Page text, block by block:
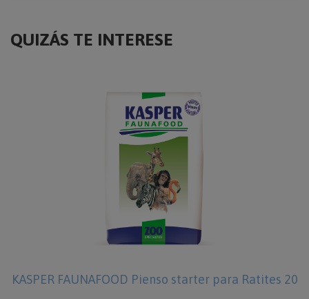
QUIZÁS TE INTERESE
KASPER FAUNAFOOD Pienso starter para Ratites 20